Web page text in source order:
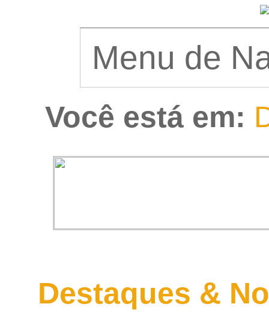
Você está em:
Destaques &